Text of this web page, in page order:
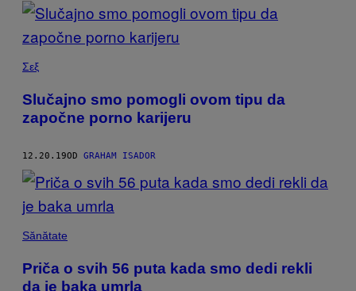
POSTS
BY
THIS
AUTHOR
Σεξ
Slučajno smo pomogli ovom tipu da
započne porno karijeru
12.20.19OD GRAHAM ISADOR
Sănătate
Priča o svih 56 puta kada smo dedi rekli
da je baka umrla